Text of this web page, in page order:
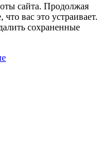
сайта. Продолжая
вас это устраивает.
сохраненные